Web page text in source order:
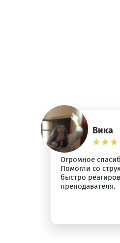
Вика
Огромное
Помогли со
быстро
преподавателя.